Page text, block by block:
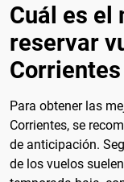
Cuál es el
reservar
Corrientes
Para obtener las
Corrientes, se
de anticipación.
de los vuelos